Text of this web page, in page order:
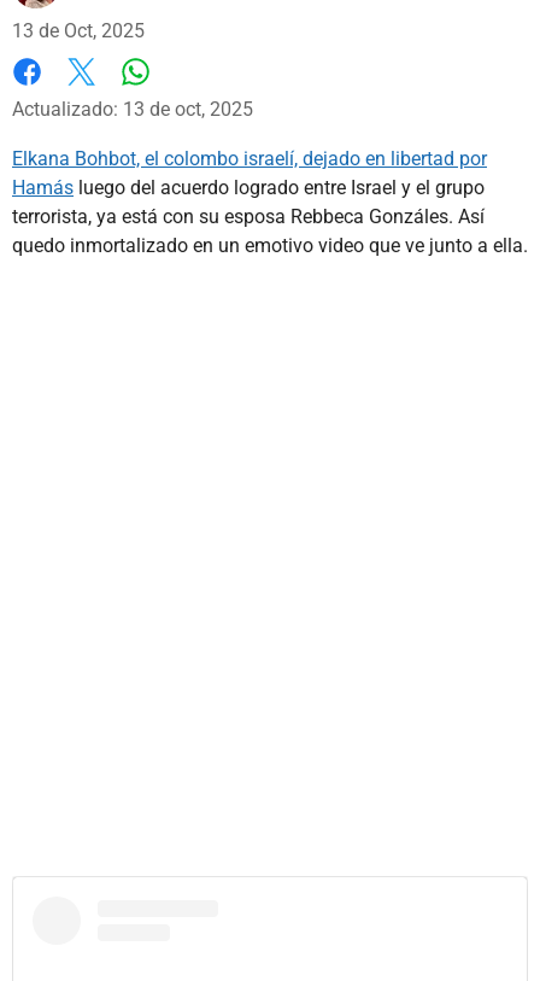
13 de Oct, 2025
Facebook
X
Actualizado: 13 de oct, 2025
Elkana Bohbot, el colombo israelí, dejado en libertad por
Hamás luego del acuerdo logrado entre Israel y el grupo
terrorista, ya está con su esposa Rebbeca Gonzáles. Así
quedo inmortalizado en un emotivo video que ve junto a ella.